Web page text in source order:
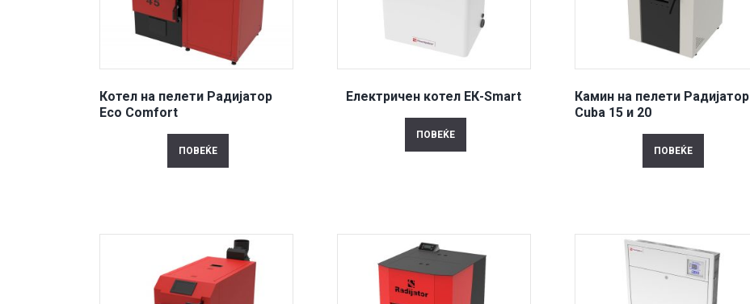
Котел на пелети Радијатор
Eco Comfort
ПОВЕЌЕ
Електричен котел ЕК-Smart
ПОВЕЌЕ
Камин на пелети Радијатор
Cuba 15 и 20
ПОВЕЌЕ